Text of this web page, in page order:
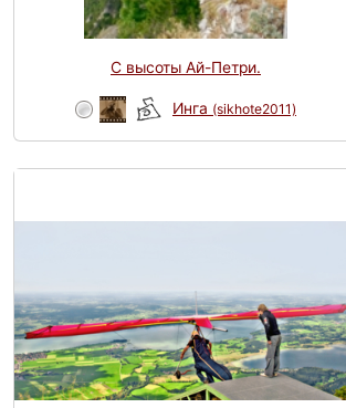
С высоты Ай-Петри.
Инга (sikhote2011)